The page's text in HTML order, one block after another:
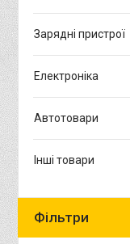
Зарядні пристрої
Електроніка
Автотовари
Інші товари
Фільтри